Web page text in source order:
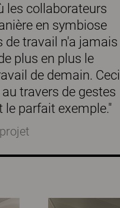
les collaborateurs
en symbiose
de travail n'a jamais
plus en plus le
de demain. Ceci
travers de gestes
parfait exemple."